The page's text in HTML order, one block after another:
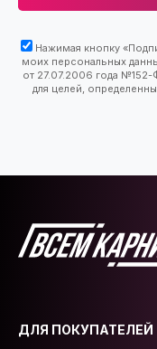
Нажимая кнопку
моих персональных
от 27.07.2006 года №152-
для целей,
ДЛЯ ПОКУПАТЕЛЕЙ